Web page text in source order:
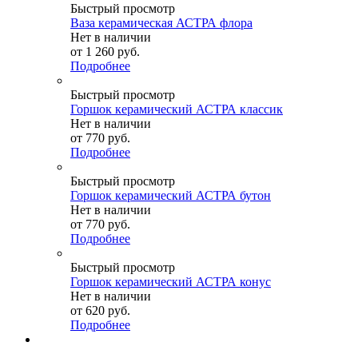
Быстрый просмотр
Ваза керамическая АСТРА флора
Нет в наличии
от 1 260 руб.
Подробнее
Быстрый просмотр
Горшок керамический АСТРА классик
Нет в наличии
от 770 руб.
Подробнее
Быстрый просмотр
Горшок керамический АСТРА бутон
Нет в наличии
от 770 руб.
Подробнее
Быстрый просмотр
Горшок керамический АСТРА конус
Нет в наличии
от 620 руб.
Подробнее